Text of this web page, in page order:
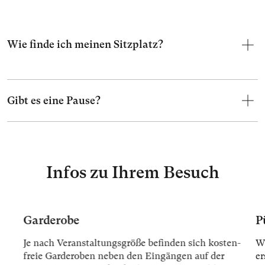
Wie finde ich meinen Sitzplatz?
Gibt es eine Pause?
Infos zu Ihrem Besuch
Garderobe
Je nach Ver­an­stal­tungs­grö­ße be­fin­den sich kos­ten­
freie Gar­der­oben ne­ben den Ein­gän­gen auf der